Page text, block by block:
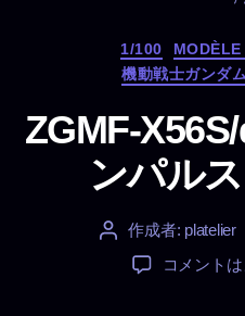
1/100
機動戦士ガンダ
ZGMF-
ンパル
投
作成者: platelier
ZGMF-
コメント